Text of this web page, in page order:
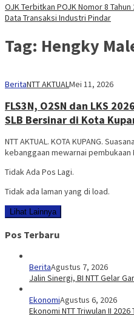
OJK Terbitkan POJK Nomor 8
Data Transaksi Industri Pindar
Tag: Hengky
BeritaNTT AKTUALMei 11, 2026
FLS3N, O2SN dan LKS
SLB Bersinar di Kota
NTT AKTUAL. KOTA KUPANG.
kebanggaan mewarnai
Tidak Ada Pos Lagi.
Tidak ada laman yang di load.
Lihat Lainnya
Pos Terbaru
BeritaAgustus 7, 2026
Jalin Sinergi, BI NTT Gelar
EkonomiAgustus 6, 2026
Ekonomi NTT Triwulan II